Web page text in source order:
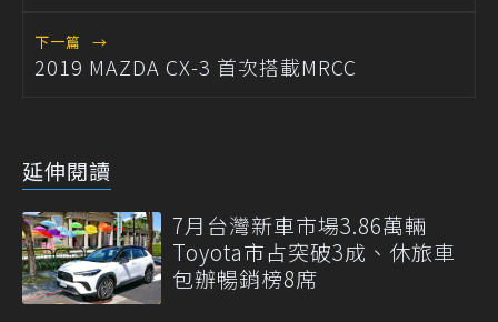
下一篇 →
2019 MAZDA CX-3 首次搭載MRCC
延伸閱讀
7月台灣新車市場3.86萬輛
Toyota市占突破3成、休旅車
包辦暢銷榜8席